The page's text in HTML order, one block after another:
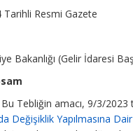
Tarihli Resmi Gazete
Bakanlığı (Gelir İdaresi
Tebliğin amacı, 9/3/2023
Değişiklik Yapılmasına